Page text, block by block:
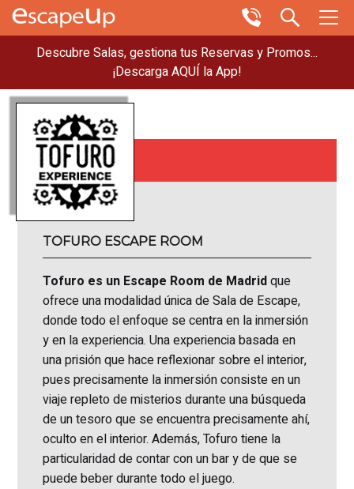
Descubre Salas, gestiona tus Reservas y Promos...
¡Descarga AQUÍ la App!
TOFURO ESCAPE ROOM
Tofuro es un Escape Room de Madridque
ofrece una modalidad única de Sala de Escape,
donde todo el enfoque se centra en la inmersión
y en la experiencia. Una experiencia basada en
una prisión que hace reflexionar sobre el interior,
pues precisamente la inmersión consiste en un
viaje repleto de misterios durante una búsqueda
de un tesoro que se encuentra precisamente ahí,
oculto en el interior. Además, Tofuro tiene la
particularidad de contar con un bar y de que se
puede beber durante todo el juego.